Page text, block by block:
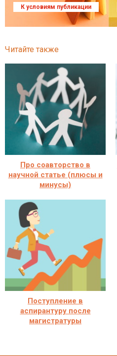
К условиям публикации
Читайте также
Про соавторство в
научной статье (плюсы и
минусы)
Поступление в
аспирантуру после
магистратуры